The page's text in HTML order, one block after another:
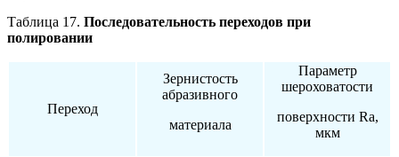
Таблица 17. Последовательность переходов при
полировании
Переход
Зернистость
абразивного
материала
Параметр
шероховатости
поверхности Ra,
мкм